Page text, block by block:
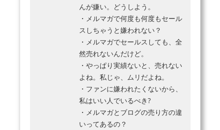
んが嫌い。どうしよう。
・メルマガで何度も何度もセール
スしちゃうと嫌われない？
・メルマガでセールスしても、全
然売れないんだけど。
・やっぱり実績ないと、売れない
よね。私じゃ、ムリだよね。
・ファンに嫌われたくないから、
私はいい人でいるべき?
・メルマガとブログの売り方の違
いってあるの？